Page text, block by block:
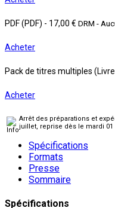
PDF (PDF) - 17,00 € DRM -
Acheter
Pack de titres multiples
Acheter
Arrêt des préparations et
juillet, reprise dès le mardi
Spécifications
Formats
Presse
Sommaire
Spécifications